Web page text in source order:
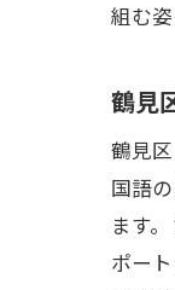
組む
鶴見
鶴見
国語
ます
ポー